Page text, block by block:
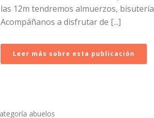
las 12m tendremos almuerzos,
Acompáñanos a disfrutar de [...]
Leer más sobre esta publicación